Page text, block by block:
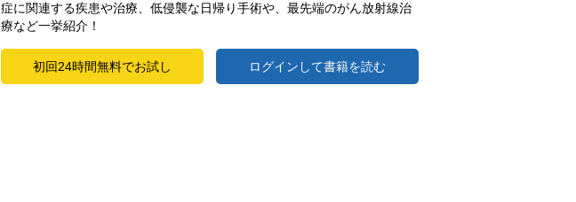
症に関連する疾患や治療、低侵襲な日帰り手術や、最先端のがん放射線治
療など一挙紹介！
初回24時間無料でお試し ログインして書籍を読む